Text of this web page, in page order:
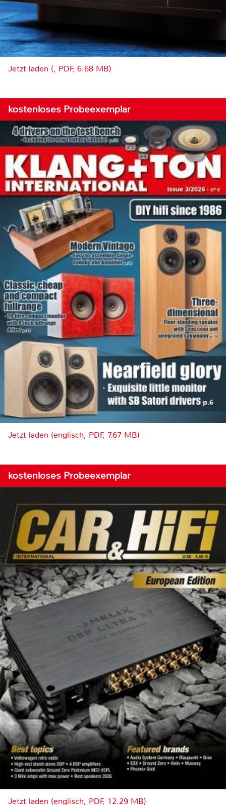
Jetzt laden (, PDF, 6.68 MB)
kostenloses Probeexemplar
Jetzt laden (englisch, PDF, 7.67 MB)
kostenloses Probeexemplar
Jetzt laden (englisch, PDF, 12.29 MB)